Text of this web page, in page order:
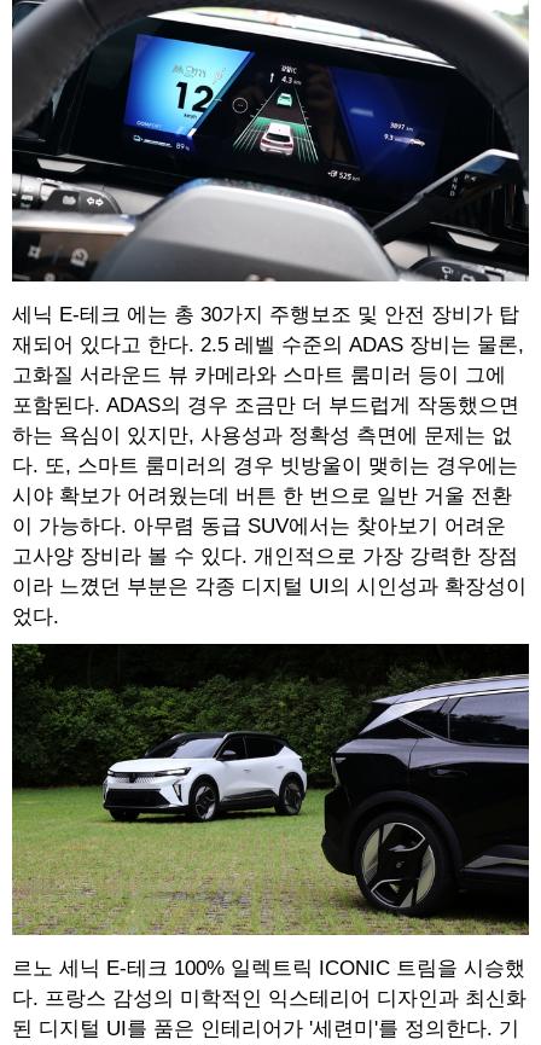
세닉 E-테크 에는 총 30가지 주행보조 및 안전 장비가 탑
재되어 있다고 한다. 2.5 레벨 수준의 ADAS 장비는 물론,
고화질 서라운드 뷰 카메라와 스마트 룸미러 등이 그에
포함된다. ADAS의 경우 조금만 더 부드럽게 작동했으면
하는 욕심이 있지만, 사용성과 정확성 측면에 문제는 없
다. 또, 스마트 룸미러의 경우 빗방울이 맺히는 경우에는
시야 확보가 어려웠는데 버튼 한 번으로 일반 거울 전환
이 가능하다. 아무렴 동급 SUV에서는 찾아보기 어려운
고사양 장비라 볼 수 있다. 개인적으로 가장 강력한 장점
이라 느꼈던 부분은 각종 디지털 UI의 시인성과 확장성이
었다.
르노 세닉 E-테크 100% 일렉트릭 ICONIC 트림을 시승했
다. 프랑스 감성의 미학적인 익스테리어 디자인과 최신화
된 디지털 UI를 품은 인테리어가 '세련미'를 정의한다. 기